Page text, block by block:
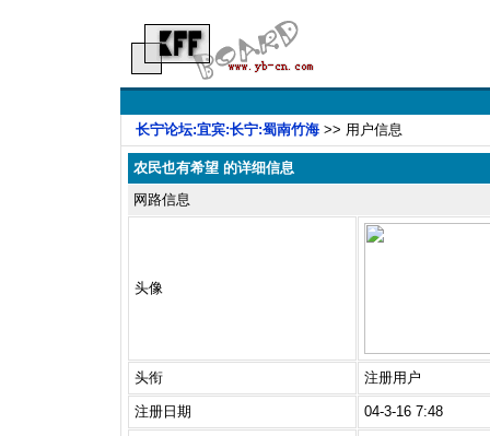
长宁论坛:宜宾:长宁:蜀南竹海>> 用户信息
农民也有希望 的详细信息
网路信息
头像
头衔 注册用户
注册日期 04-3-16 7:48